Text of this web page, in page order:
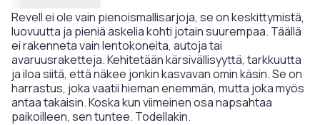
Revell ei ole vain pienoismallisarjoja, se on keskittymistä,
luovuutta ja pieniä askelia kohti jotain suurempaa. Täällä
ei rakenneta vain lentokoneita, autoja tai
avaruusraketteja. Kehitetään kärsivällisyyttä, tarkkuutta
ja iloa siitä, että näkee jonkin kasvavan omin käsin. Se on
harrastus, joka vaatii hieman enemmän, mutta joka myös
antaa takaisin. Koska kun viimeinen osa napsahtaa
paikoilleen, sen tuntee. Todellakin.